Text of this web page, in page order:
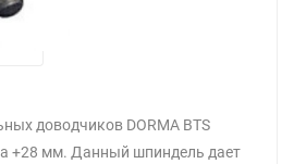
доводчиков DORMA BTS
+28 мм. Данный шпиндель дает